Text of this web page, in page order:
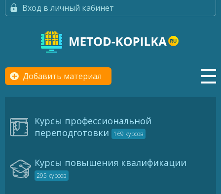
Вход в личный кабинет
Добавить материал
Курсы профессиональной
переподготовки
169 курсов
Курсы повышения квалификации
295 курсов